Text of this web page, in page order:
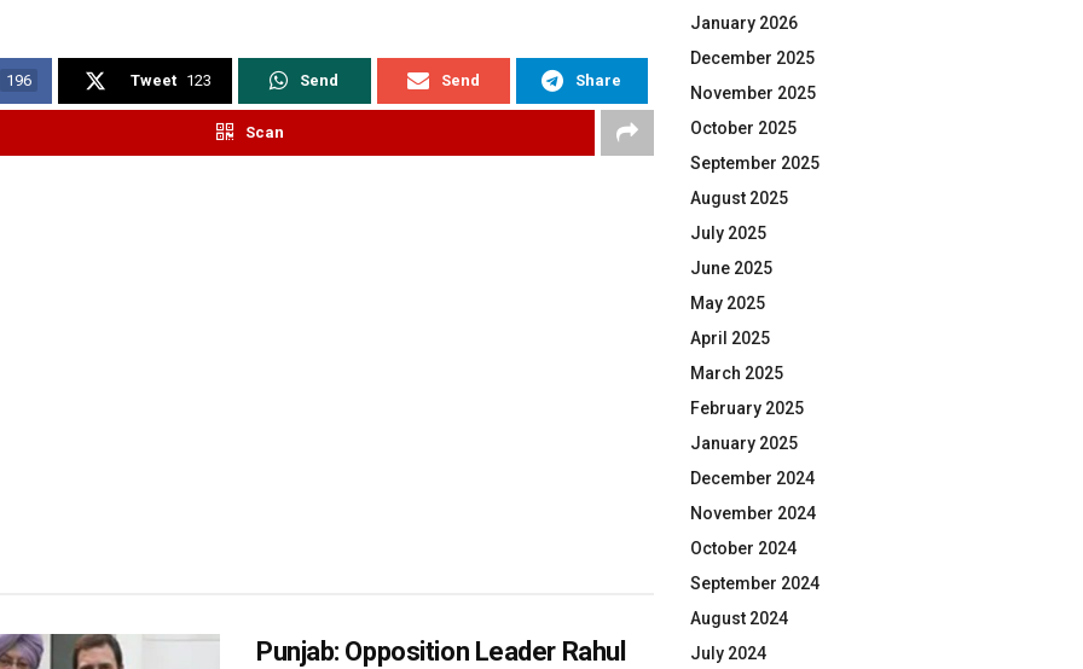
196 Tweet 123 Send Send Share
Scan
Punjab: Opposition Leader Rahul
January 2026
December 2025
November 2025
October 2025
September 2025
August 2025
July 2025
June 2025
May 2025
April 2025
March 2025
February 2025
January 2025
December 2024
November 2024
October 2024
September 2024
August 2024
July 2024